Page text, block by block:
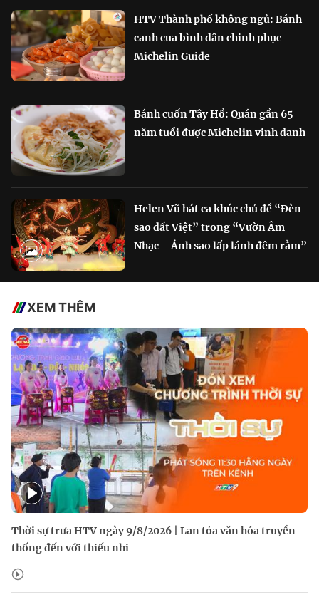
HTV Thành phố không ngủ: Bánh
canh cua bình dân chinh phục
Michelin Guide
Bánh cuốn Tây Hồ: Quán gần 65
năm tuổi được Michelin vinh danh
Helen Vũ hát ca khúc chủ đề “Đèn
sao đất Việt” trong “Vườn Âm
Nhạc – Ánh sao lấp lánh đêm rằm”
XEM THÊM
Thời sự trưa HTV ngày 9/8/2026 | Lan tỏa văn hóa truyền
thống đến với thiếu nhi